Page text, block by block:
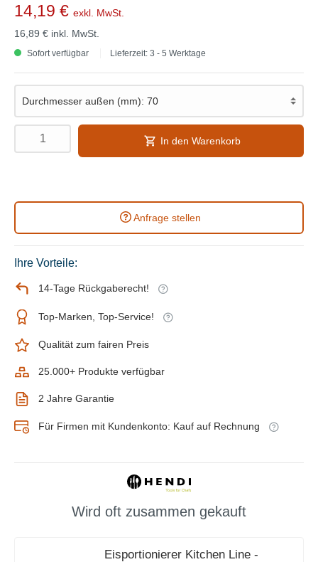
14,19 € exkl. MwSt.
16,89 € inkl. MwSt.
Sofort verfügbar Lieferzeit: 3 - 5 Werktage
In den Warenkorb
Anfrage stellen
Ihre Vorteile:
14-Tage Rückgaberecht!
Top-Marken, Top-Service!
Qualität zum fairen Preis
25.000+ Produkte verfügbar
2 Jahre Garantie
Für Firmen mit Kundenkonto: Kauf auf Rechnung
Wird oft zusammen gekauft
Eisportionierer Kitchen Line -